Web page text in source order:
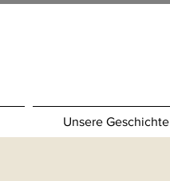
Unsere Geschichte